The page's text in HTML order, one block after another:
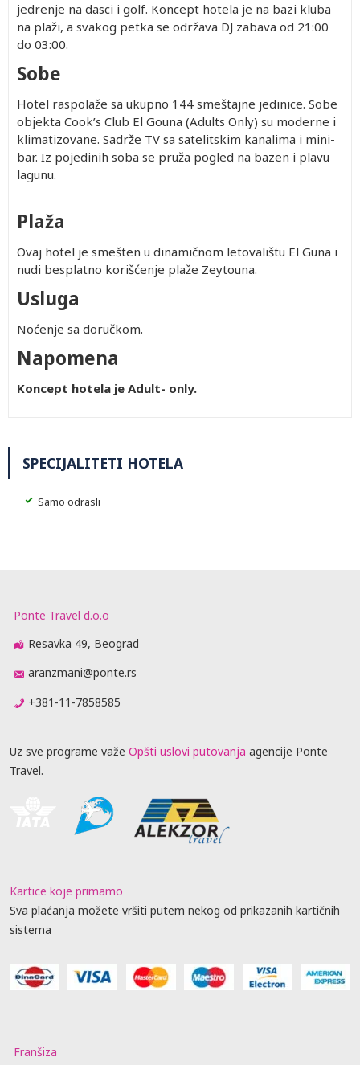
jedrenje na dasci i golf. Koncept hotela je na bazi kluba
na plaži, a svakog petka se održava DJ zabava od 21:00
do 03:00.
Sobe
Hotel raspolaže sa ukupno 144 smeštajne jedinice. Sobe
objekta Cook’s Club El Gouna (Adults Only) su moderne i
klimatizovane. Sadrže TV sa satelitskim kanalima i mini-
bar. Iz pojedinih soba se pruža pogled na bazen i plavu
lagunu.
Plaža
Ovaj hotel je smešten u dinamičnom letovalištu El Guna i
nudi besplatno korišćenje plaže Zeytouna.
Usluga
Noćenje sa doručkom.
Napomena
Koncept hotela je Adult- only.
SPECIJALITETI HOTELA
Samo odrasli
Ponte Travel d.o.o
Resavka 49, Beograd
aranzmani@ponte.rs
+381-11-7858585
Uz sve programe važe Opšti uslovi putovanja agencije Ponte
Travel.
Kartice koje primamo
Sva plaćanja možete vršiti putem nekog od prikazanih kartičnih
sistema
Franšiza